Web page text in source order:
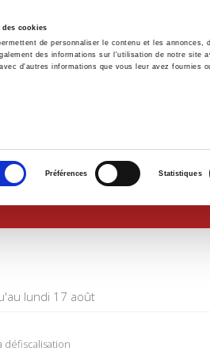
cookies
de personnaliser le contenu et les
des informations sur l'utilisation de notre
d'autres informations que vous leur avez fournies
Préférences Statistiques
Home Environment
lundi 17 août
défiscalisation